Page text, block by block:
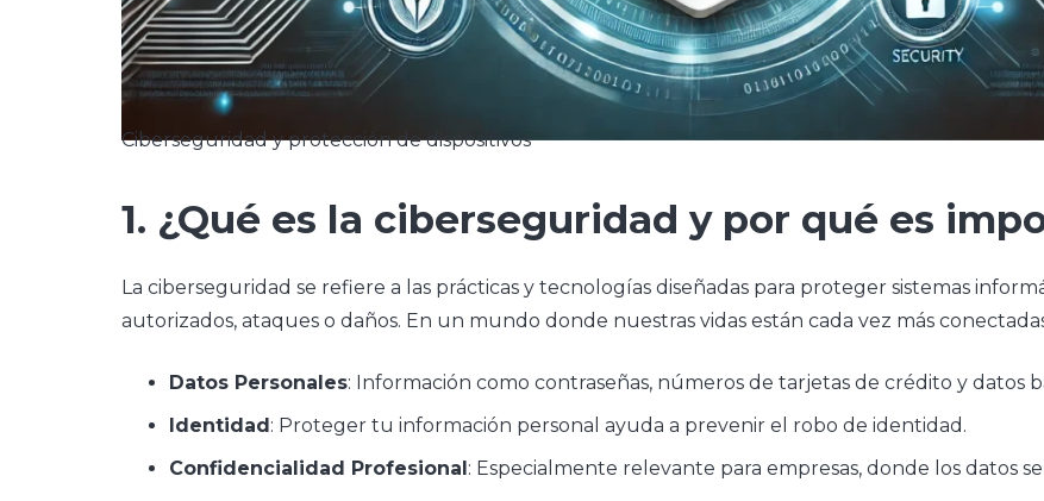
Ciberseguridad y protección de dispositivos
1. ¿Qué es la ciberseguridad y por qué es
La ciberseguridad se refiere a las prácticas y tecnologías diseñadas para proteger sistemas
autorizados, ataques o daños. En un mundo donde nuestras vidas están cada vez más
Datos Personales: Información como contraseñas, números de tarjetas de crédito y datos
Identidad: Proteger tu información personal ayuda a prevenir el robo de identidad.
Confidencialidad Profesional: Especialmente relevante para empresas, donde los datos